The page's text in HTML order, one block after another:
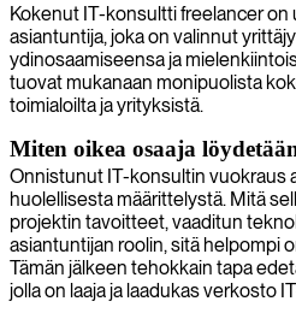
Kokenut IT-konsultti freelancer on
asiantuntija, joka on valinnut
ydinosaamiseensa ja
tuovat mukanaan monipuolista
toimialoilta ja yrityksistä.
Miten oikea osaaja
Onnistunut IT-konsultin vuokraus
huolellisesta määrittelystä. Mitä
projektin tavoitteet, vaaditun
asiantuntijan roolin, sitä helpompi
Tämän jälkeen tehokkain tapa
jolla on laaja ja laadukas verkosto